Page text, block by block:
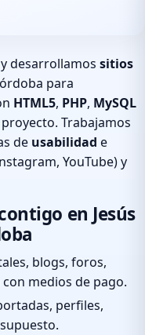
desarrollamos sitios
para
HTML5, PHP, MySQL
Trabajamos
de usabilidad e
YouTube) y
en Jesús
blogs, foros,
medios de pago.
perfiles,